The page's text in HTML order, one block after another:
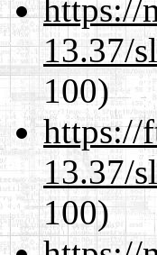
https://
13.37/
100)
https://
13.37/
100)